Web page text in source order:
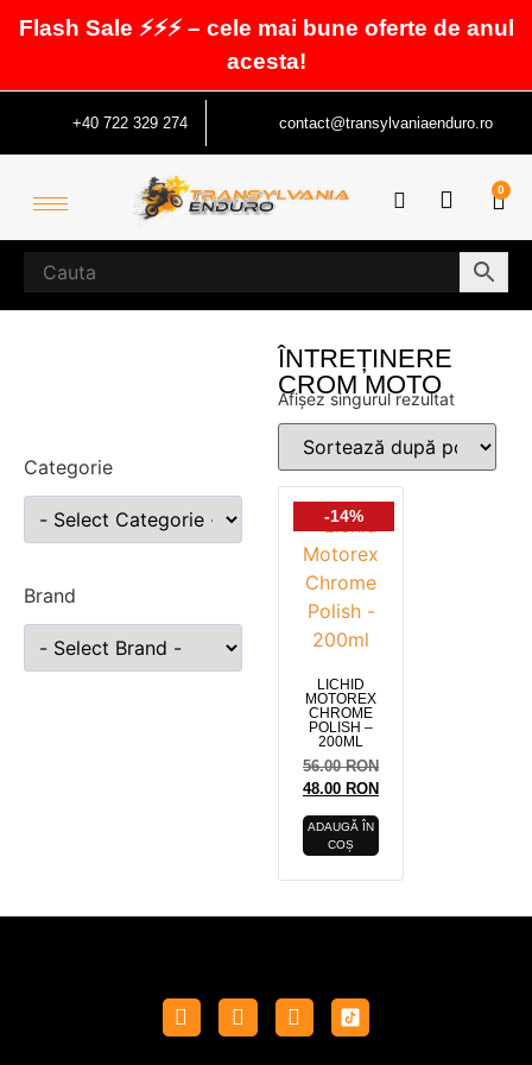
Flash Sale ⚡⚡⚡ – cele mai bune oferte de anul
acesta!
+40 722 329 274 contact@transylvaniaenduro.ro
0
Categorie
Brand
ÎNTREȚINERE
CROM MOTO
Afișez singurul rezultat
-14%
LICHID
MOTOREX
CHROME
POLISH –
200ML
56.00RON
48.00 RON
ADAUGĂ ÎN
COȘ